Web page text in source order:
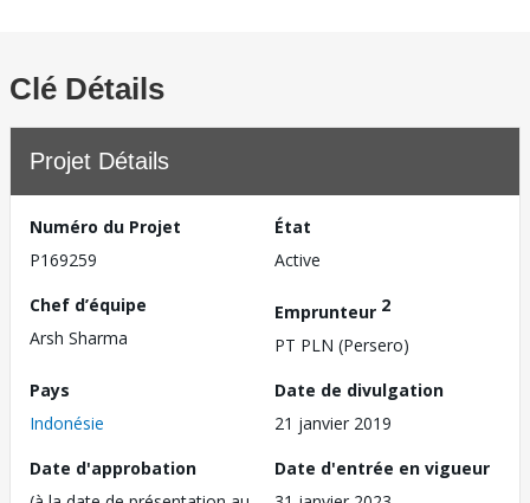
Clé Détails
Projet Détails
Numéro du Projet
P169259
État
Active
Chef d’équipe
Arsh Sharma
Emprunteur 2
PT PLN (Persero)
Pays
Indonésie
Date de divulgation
21 janvier 2019
Date d'approbation
Date d'entrée en vigueur